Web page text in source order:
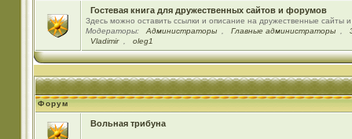
Гостевая книга для дружественных сайтов и форумов
Здесь можно оставить ссылки и описание на дружественные сайты
Модераторы:
Администраторы Главные администраторы
Vladimir
oleg1
Форум
Вольная трибуна